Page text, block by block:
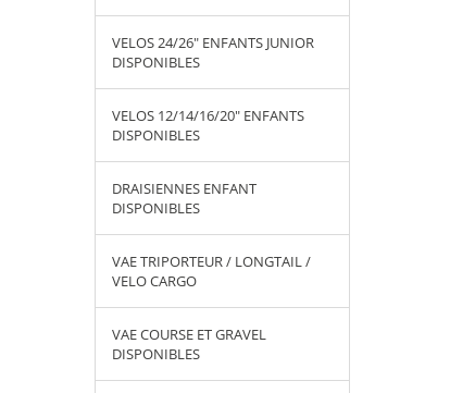
VELOS 24/26" ENFANTS JUNIOR
DISPONIBLES
VELOS 12/14/16/20" ENFANTS
DISPONIBLES
DRAISIENNES ENFANT
DISPONIBLES
VAE TRIPORTEUR / LONGTAIL /
VELO CARGO
VAE COURSE ET GRAVEL
DISPONIBLES
50 TYPE HG
CASSETTE 10V 11-46 TYPE HG
DISPONIBLES